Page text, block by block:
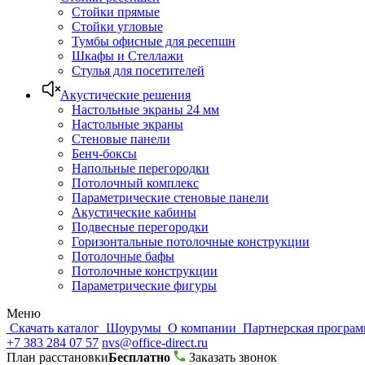
Стойки прямые
Стойки угловые
Тумбы офисные для ресепшн
Шкафы и Стеллажи
Стулья для посетителей
Акустические решения
Настольные экраны 24 мм
Настольные экраны
Стеновые панели
Бенч-боксы
Напольные перегородки
Потолочный комплекс
Параметрические стеновые панели
Акустические кабины
Подвесные перегородки
Горизонтальные потолочные конструкции
Потолочные бафы
Потолочные конструкции
Параметрические фигуры
Меню
Скачать каталог Шоурумы О компании Партнерская
+7 383 284 07 57 nvs@office-direct.ru
План расстановкиБесплатно
Заказать звонок